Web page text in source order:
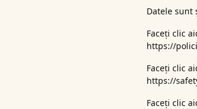
Datele sunt
Faceți clic
https://
Faceți clic
https://
Faceți clic